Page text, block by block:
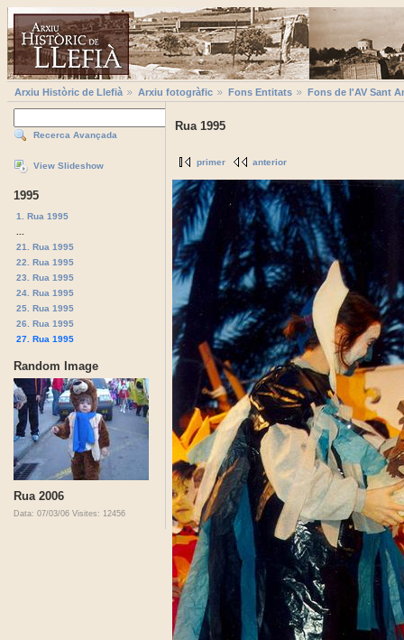
Arxiu Històric de Llefià Arxiu fotogràfic Fons Entitats Fons de l'AV Sant
Recerca Avançada
View Slideshow
1995
1. Rua 1995
21. Rua 1995
22. Rua 1995
23. Rua 1995
24. Rua 1995
25. Rua 1995
26. Rua 1995
27. Rua 1995
Random Image
Rua 2006
Data: 07/03/06 Visites: 12456
Rua 1995
primer anterior